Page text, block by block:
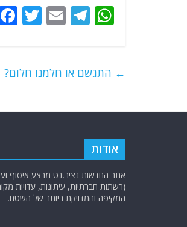
W
s
p
T
g
m
E
l
T
er ← התגשם או חלמנו חלום?
אודות
אתר החדשות נציב.נט מבצע איסוף
(רשתות חברתיות, עיתונות, עדויות
המקיפה והמדויקת ביותר של השטח.